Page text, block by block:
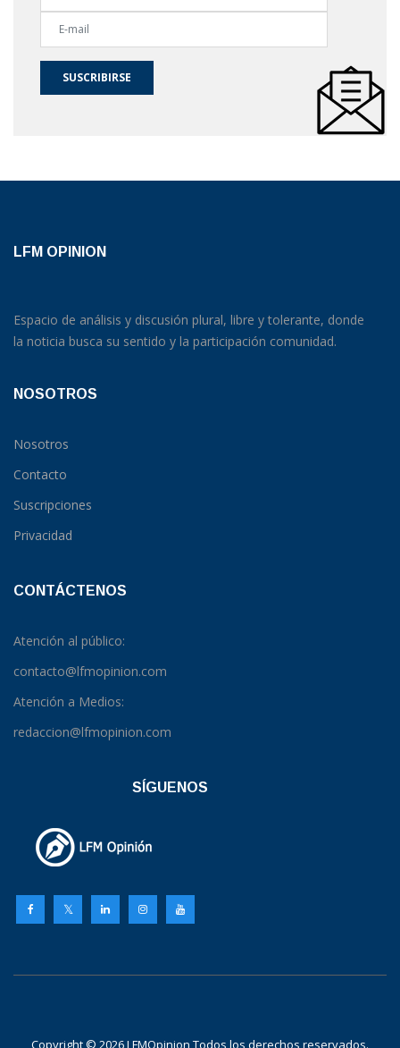
SUSCRIBIRSE
LFM OPINION
Espacio de análisis y discusión plural, libre y tolerante, donde
la noticia busca su sentido y la participación comunidad.
NOSOTROS
Nosotros
Contacto
Suscripciones
Privacidad
CONTÁCTENOS
Atención al público:
contacto@lfmopinion.com
Atención a Medios:
redaccion@lfmopinion.com
SÍGUENOS
Copyright © 2026 LFMOpinion Todos los derechos reservados.